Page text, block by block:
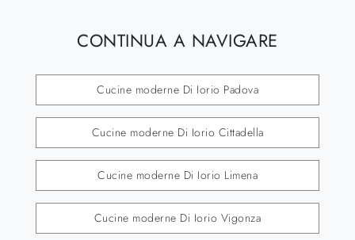
CONTINUA A NAVIGARE
Cucine moderne Di Iorio Padova
Cucine moderne Di Iorio Cittadella
Cucine moderne Di Iorio Limena
Cucine moderne Di Iorio Vigonza